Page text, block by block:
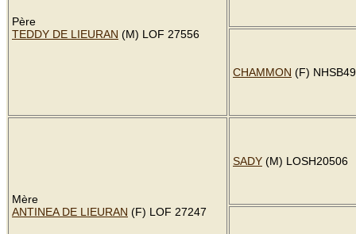
Père
TEDDY DE LIEURAN (M) LOF 27556
CHAMMON (F)
Mère
ANTINEA DE LIEURAN (F) LOF 27247
SADY (M) LOSH20506